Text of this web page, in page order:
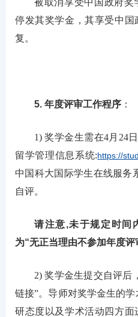
被取消享受中国政府奖
停发其奖学金，其享受中
复。
5. 年度评审工作程序 ：
1) 奖学金生需在4月24
留学管理信息系统:https://
中国科大国际学生在线服务
自评。
请注意,未于规定时间
为“无正当理由不参加年度评
2) 奖学金生提交自评后
链接”。导师对奖学金生的
研态度以及学术活动四方面